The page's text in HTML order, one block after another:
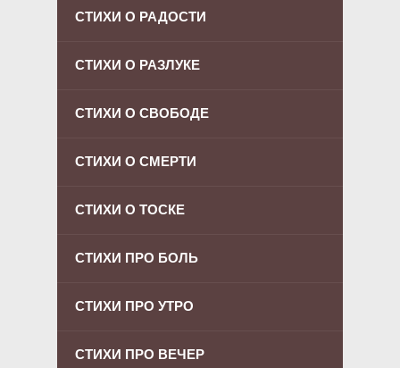
СТИХИ О РАДОСТИ
СТИХИ О РАЗЛУКЕ
СТИХИ О СВОБОДЕ
СТИХИ О СМЕРТИ
СТИХИ О ТОСКЕ
СТИХИ ПРО БОЛЬ
СТИХИ ПРО УТРО
СТИХИ ПРО ВЕЧЕР